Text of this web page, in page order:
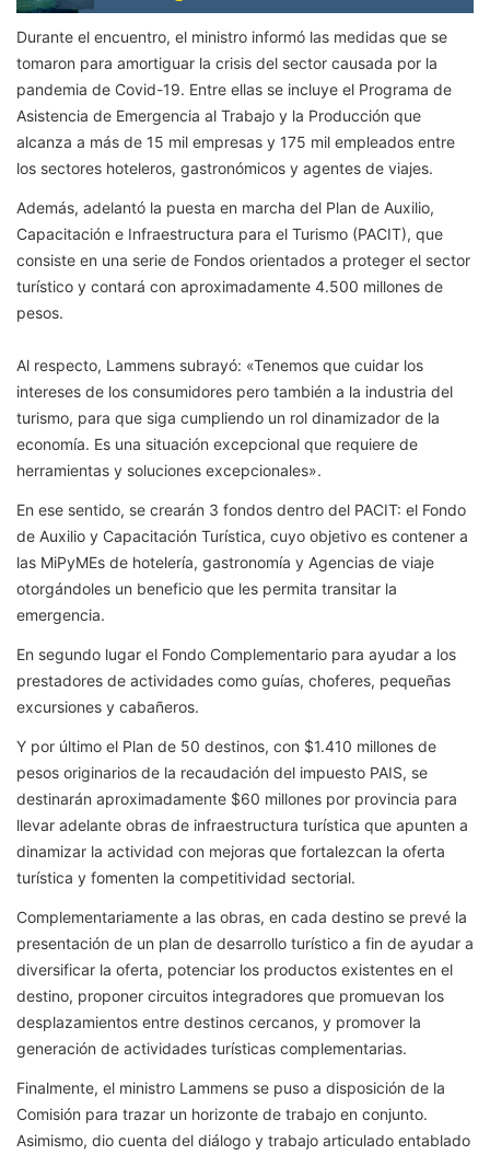
Durante el encuentro, el ministro informó las medidas que se
tomaron para amortiguar la crisis del sector causada por la
pandemia de Covid-19. Entre ellas se incluye el Programa de
Asistencia de Emergencia al Trabajo y la Producción que
alcanza a más de 15 mil empresas y 175 mil empleados entre
los sectores hoteleros, gastronómicos y agentes de viajes.
Además, adelantó la puesta en marcha del Plan de Auxilio,
Capacitación e Infraestructura para el Turismo (PACIT), que
consiste en una serie de Fondos orientados a proteger el sector
turístico y contará con aproximadamente 4.500 millones de
pesos.
Al respecto, Lammens subrayó: «Tenemos que cuidar los
intereses de los consumidores pero también a la industria del
turismo, para que siga cumpliendo un rol dinamizador de la
economía. Es una situación excepcional que requiere de
herramientas y soluciones excepcionales».
En ese sentido, se crearán 3 fondos dentro del PACIT: el Fondo
de Auxilio y Capacitación Turística, cuyo objetivo es contener a
las MiPyMEs de hotelería, gastronomía y Agencias de viaje
otorgándoles un beneficio que les permita transitar la
emergencia.
En segundo lugar el Fondo Complementario para ayudar a los
prestadores de actividades como guías, choferes, pequeñas
excursiones y cabañeros.
Y por último el Plan de 50 destinos, con $1.410 millones de
pesos originarios de la recaudación del impuesto PAIS, se
destinarán aproximadamente $60 millones por provincia para
llevar adelante obras de infraestructura turística que apunten a
dinamizar la actividad con mejoras que fortalezcan la oferta
turística y fomenten la competitividad sectorial.
Complementariamente a las obras, en cada destino se prevé la
presentación de un plan de desarrollo turístico a fin de ayudar a
diversificar la oferta, potenciar los productos existentes en el
destino, proponer circuitos integradores que promuevan los
desplazamientos entre destinos cercanos, y promover la
generación de actividades turísticas complementarias.
Finalmente, el ministro Lammens se puso a disposición de la
Comisión para trazar un horizonte de trabajo en conjunto.
Asimismo, dio cuenta del diálogo y trabajo articulado entablado